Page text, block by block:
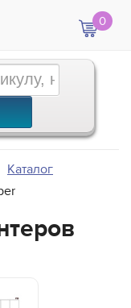
0
Каталог